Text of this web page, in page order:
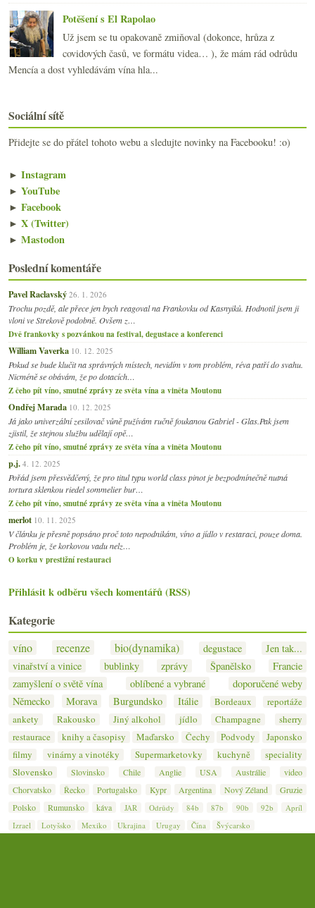
Potěšení s El Rapolao
Už jsem se tu opakovaně zmiňoval (dokonce, hrůza z
covidových časů, ve formátu videa… ), že mám rád odrůdu
Mencía a dost vyhledávám vína hla...
Sociální sítě
Přidejte se do přátel tohoto webu a sledujte novinky na Facebooku! :o)
► Instagram
► YouTube
► Facebook
► X (Twitter)
► Mastodon
Poslední komentáře
Pavel Raclavský 26. 1. 2026
Trochu pozdě, ale přece jen bych reagoval na Frankovku od Kasnyiků. Hodnotil jsem ji
vloni ve Strekově podobně. Ovšem z…
Dvě frankovky s pozvánkou na festival, degustace a konferenci
William Vaverka 10. 12. 2025
Pokud se bude klučit na správných místech, nevidím v tom problém, réva patří do svahu.
Nicméně se obávám, že po dotacích…
Z čeho pít víno, smutné zprávy ze světa vína a viněta Moutonu
Ondřej Marada 10. 12. 2025
Já jako univerzální zesilovač vůně pužívám ručně foukanou Gabriel - Glas.Pak jsem
zjistil, že stejnou službu udělají opě…
Z čeho pít víno, smutné zprávy ze světa vína a viněta Moutonu
p.j. 4. 12. 2025
Pořád jsem přesvědčený, že pro titul typu world class pinot je bezpodmínečně nutná
tortura sklenkou riedel sommelier bur…
Z čeho pít víno, smutné zprávy ze světa vína a viněta Moutonu
merlot 10. 11. 2025
V článku je přesně popsáno proč toto nepodnikám, víno a jídlo v restaraci, pouze doma.
Problém je, že korkovou vadu nelz…
O korku v prestižní restauraci
Přihlásit k odběru všech komentářů (RSS)
Kategorie
víno recenze bio(dynamika) degustace
Jen tak...
vinařství a vinice
bublinky zprávy Španělsko
Francie
zamyšlení o světě vína
oblíbené a vybrané
doporučené weby
Německo
Morava Burgundsko Itálie Bordeaux
reportáže
ankety
Rakousko Jiný alkohol jídlo Champagne
sherry
restaurace
knihy a časopisy Maďarsko Čechy Podvody
Japonsko
filmy
vinárny a vinotéky Supermarketovky kuchyně
speciality
Slovensko
Slovinsko Chile Anglie USA Austrálie
video
Chorvatsko
Řecko Portugalsko Kypr Argentina Nový Zéland
Gruzie
Polsko
Rumunsko káva JAR Odrůdy 84b 87b 90b 92b
Apríl
Izrael
Lotyšsko Mexiko Ukrajina Urugay Čína Švýcarsko